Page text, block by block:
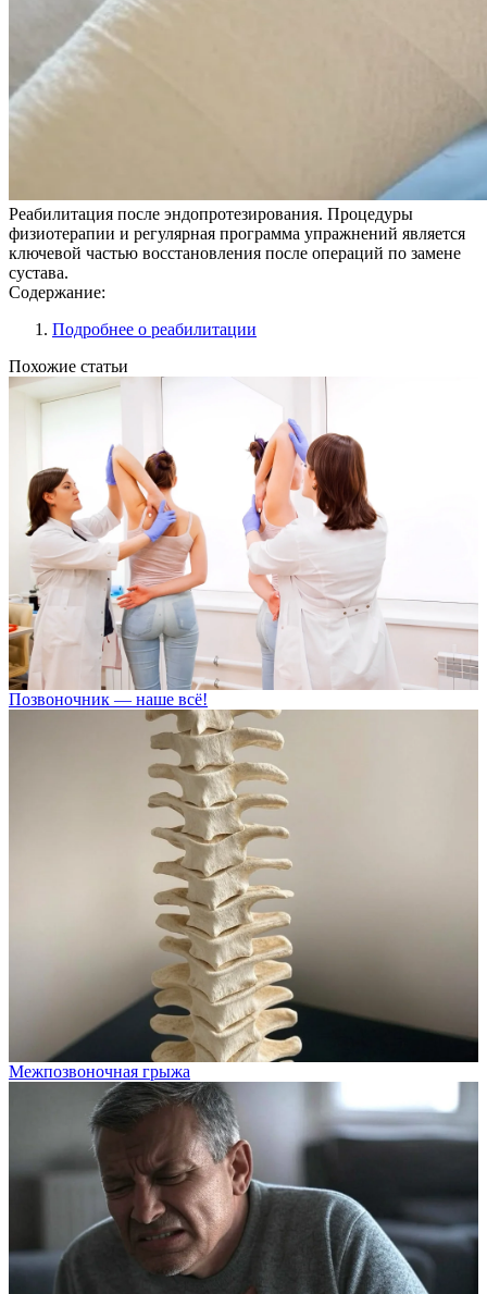
Реабилитация после эндопротезирования. Процедуры
физиотерапии и регулярная программа упражнений является
ключевой частью восстановления после операций по замене
сустава.
Содержание:
Подробнее о реабилитации
Похожие статьи
Позвоночник — наше всё!
Межпозвоночная грыжа